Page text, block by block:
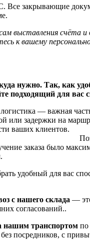
Все закрывающие
выставления счёта
к вашему
нужно. Так, как
подходящий для вас
— важная
или задержки на
мы
заказа было
удобный для вас
с нашего склада —
согласований..
нашим транспортом
посредников, с